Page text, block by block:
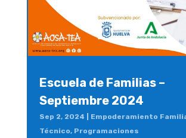
Escuela de Familias –
Septiembre 2024
Sep 2, 2024 Empoderamiento
Técnico, Programaciones